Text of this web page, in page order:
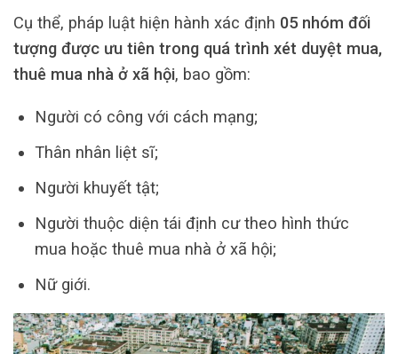
Cụ thể, pháp luật hiện hành xác định 05 nhóm đối
tượng được ưu tiên trong quá trình xét duyệt mua,
thuê mua nhà ở xã hội, bao gồm:
Người có công với cách mạng;
Thân nhân liệt sĩ;
Người khuyết tật;
Người thuộc diện tái định cư theo hình thức
mua hoặc thuê mua nhà ở xã hội;
Nữ giới.